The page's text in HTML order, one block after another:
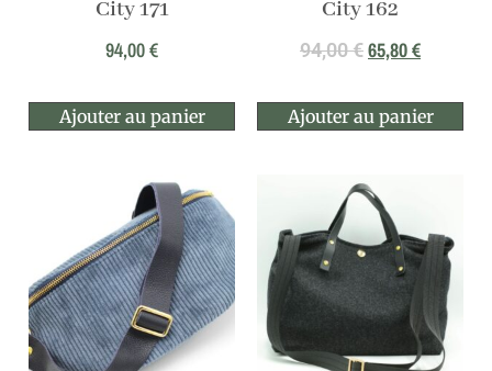
City 171
94,00€
Ajouter au panier
City 162
94,00€65,80€
Ajouter au panier